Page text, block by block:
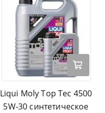
Liqui Moly Top Tec 4500
5W-30 синтетическое